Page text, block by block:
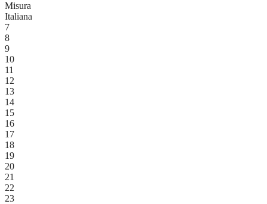
Misura
Italiana
7
8
9
10
11
12
13
14
15
16
17
18
19
20
21
22
23